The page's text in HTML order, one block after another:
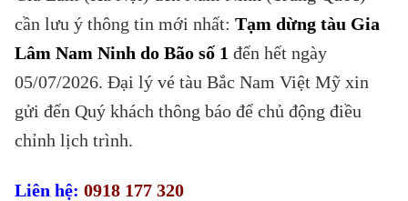
cần lưu ý thông tin mới nhất: Tạm dừng tàu Gia
Lâm Nam Ninh do Bão số 1 đến hết ngày
05/07/2026. Đại lý vé tàu Bắc Nam Việt Mỹ xin
gửi đến Quý khách thông báo để chủ động điều
chỉnh lịch trình.
Liên hệ: 0918 177 320